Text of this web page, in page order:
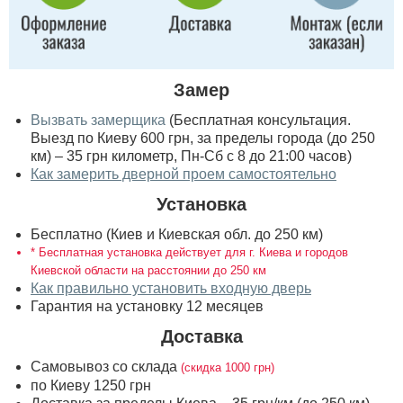
Замер
Вызвать замерщика (Бесплатная консультация.
Выезд по Киеву 600 грн, за пределы города (до 250
км) – 35 грн километр, Пн-Сб с 8 до 21:00 часов)
Как замерить дверной проем самостоятельно
Установка
Бесплатно (Киев и Киевская обл. до 250 км)
* Бесплатная установка действует для г. Киева и городов
Киевской области на расстоянии до 250 км
Как правильно установить входную дверь
Гарантия на установку 12 месяцев
Доставка
Самовывоз со склада (скидка 1000 грн)
по Киеву 1250 грн